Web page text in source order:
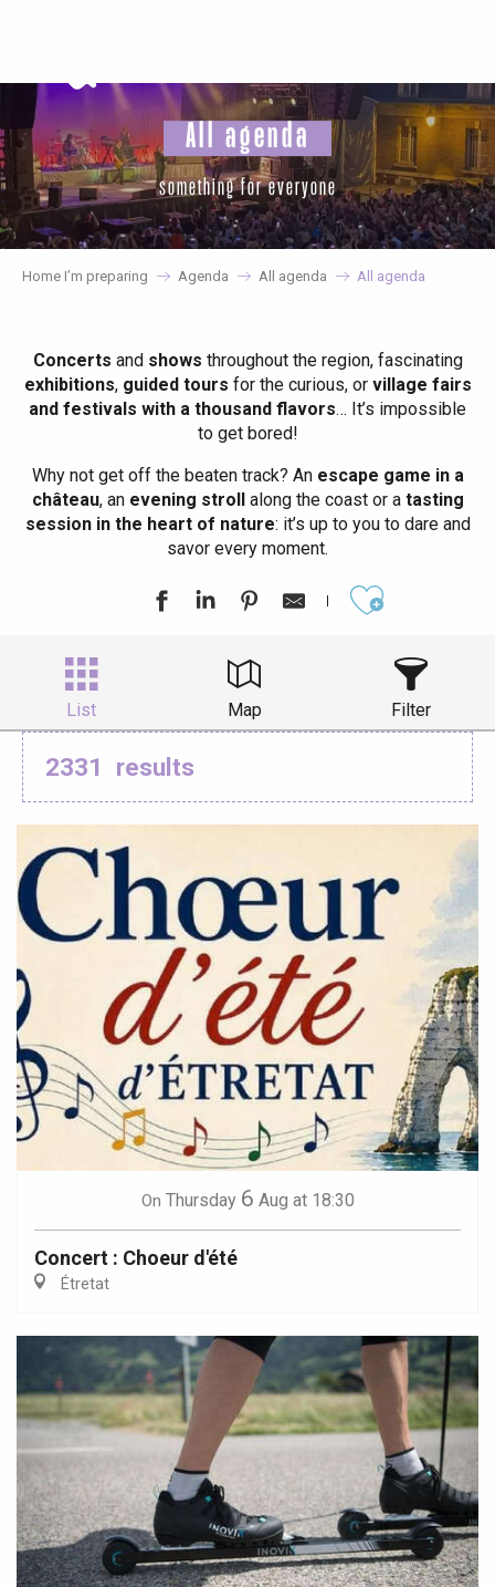
principal
All agenda
something for everyone
Home I’m preparing Agenda All agenda All agenda
Concerts and shows throughout the region, fascinating
exhibitions, guided tours for the curious, or village fairs
and festivals with a thousand flavors… It’s impossible
to get bored!
Why not get off the beaten track? Anescape game in a
château, anevening strollalong the coast or atasting
session in the heart of nature: it’s up to you to dare and
savor every moment.
List Map Filter
2331 results
On Thursday 6 Aug at 18:30
Concert : Choeur d'été
Étretat